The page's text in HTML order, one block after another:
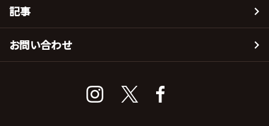
記事
お問い合わせ